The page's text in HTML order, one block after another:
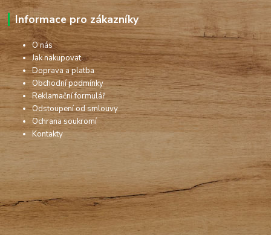
Informace pro zákazníky
O nás
Jak nakupovat
Doprava a platba
Obchodní podmínky
Reklamační formulář
Odstoupení od smlouvy
Ochrana soukromí
Kontakty